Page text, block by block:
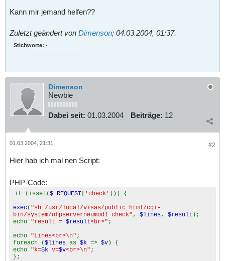
Kann mir jemand helfen??
Zuletzt geändert von Dimenson; 04.03.2004, 01:37.
Stichworte: -
Dimenson
Newbie
Dabei seit: 01.03.2004 Beiträge: 12
#2
01.03.2004, 21:31
Hier hab ich mal nen Script:
PHP-Code:
if (isset($_REQUEST [ 'check' ])) {
exec( "sh /usr/local/visas/public_html/cgi-
bin/system/ofpserverneumod1 check" , $lines, $result );
echo "result = $result<br>" ;
echo "Lines<br>\n" ;
foreach ($lines as $k => $v) {
echo "k=$k v=$v<br>\n" ;
};